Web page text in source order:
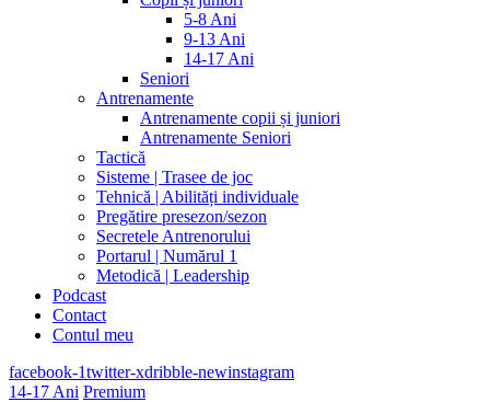
5-8 Ani
9-13 Ani
14-17 Ani
Seniori
Antrenamente
Antrenamente copii și juniori
Antrenamente Seniori
Tactică
Sisteme | Trasee de joc
Tehnică | Abilități individuale
Pregătire presezon/sezon
Secretele Antrenorului
Portarul | Numărul 1
Metodică | Leadership
Podcast
Contact
Contul meu
facebook-1twitter-xdribble-newinstagram
14-17 Ani Premium